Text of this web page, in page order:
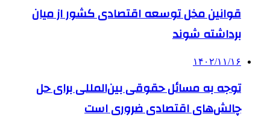
قوانین مخل توسعه اقتصادی کشور از میان
برداشته شوند
۱۴۰۲/۱۱/۱۶
توجه به مسائل حقوقی بین‌المللی برای حل
چالش‌های اقتصادی ضروری است